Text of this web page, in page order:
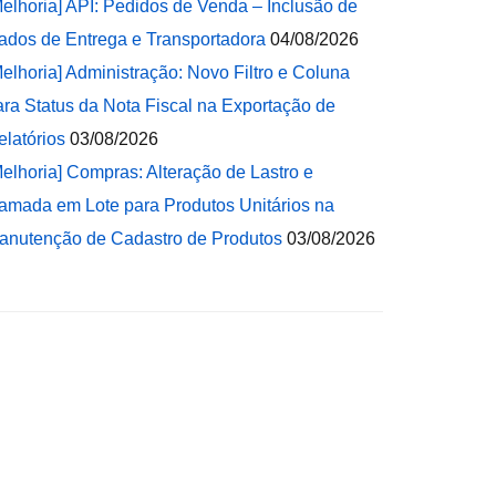
API: Pedidos de Venda – Inclusão de
de Entrega e Transportadora 04/08/2026
Administração: Novo Filtro e Coluna
Status da Nota Fiscal na Exportação de
03/08/2026
Compras: Alteração de Lastro e
em Lote para Produtos Unitários na
de Cadastro de Produtos 03/08/2026